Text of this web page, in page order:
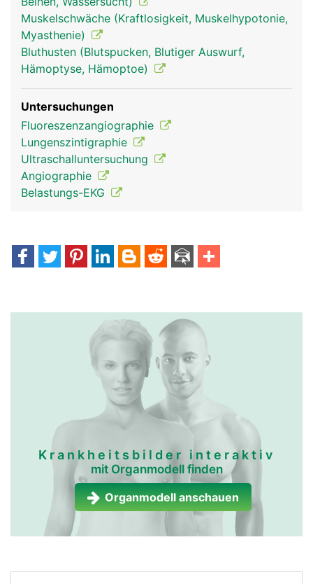
Muskelschwäche (Kraftlosigkeit, Muskelhypotonie,
Myasthenie)
Bluthusten (Blutspucken, Blutiger Auswurf,
Hämoptyse, Hämoptoe)
Untersuchungen
Fluoreszenzangiographie
Lungenszintigraphie
Ultraschalluntersuchung
Angiographie
Belastungs-EKG
Krankheitsbilder interaktiv
mit Organmodell finden
Organmodell anschauen